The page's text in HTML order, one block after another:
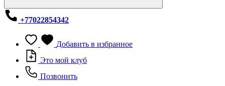
+77022854342
Добавить в избранное
Это мой клуб
Позвонить